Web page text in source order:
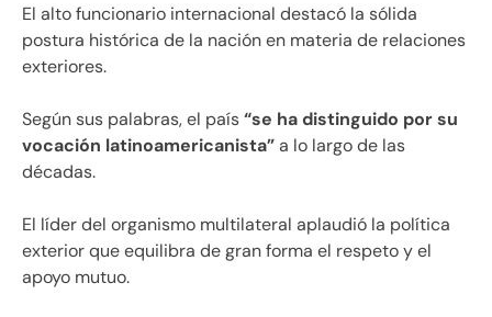
El alto funcionario internacional destacó la sólida
postura histórica de la nación en materia de relaciones
exteriores.
Según sus palabras, el país“se ha distinguido por su
vocación latinoamericanista”a lo largo de las
décadas.
El líder del organismo multilateral aplaudió la política
exterior que equilibra de gran forma el respeto y el
apoyo mutuo.